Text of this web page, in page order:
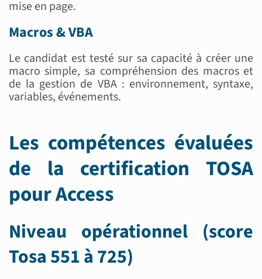
mise en page.
Macros & VBA
Le candidat est testé sur sa capacité à créer une
macro simple, sa compréhension des macros et
de la gestion de VBA : environnement, syntaxe,
variables, événements.
Les compétences évaluées
de la certification TOSA
pour Access
Niveau opérationnel (score
Tosa 551 à 725)